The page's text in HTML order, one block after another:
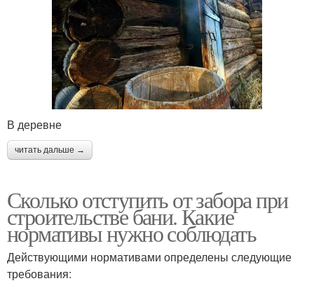
В деревне
читать дальше →
Сколько отступить от забора при
строительстве бани. Какие
нормативы нужно соблюдать
Действующими нормативами определены следующие
требования: